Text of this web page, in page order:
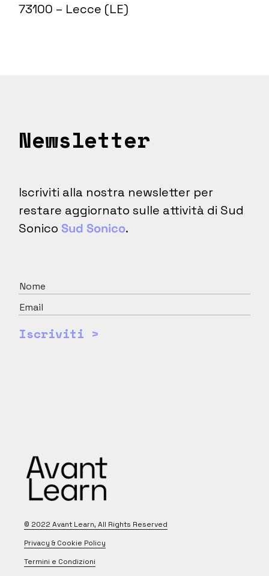
73100 – Lecce (LE)
Newsletter
Iscriviti alla nostra newsletter per
restare aggiornato sulle attività di Sud
SonicoSud Sonico.
Iscriviti >
© 2022Avant Learn, All Rights Reserved
Privacy & Cookie Policy
Termini e Condizioni